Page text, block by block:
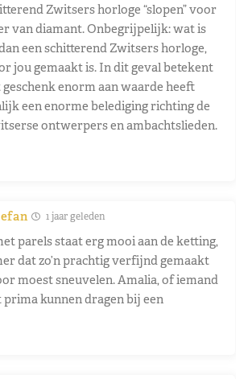
Zwitsers horloge “slopen” voor
van diamant. Onbegrijpelijk: wat is
een schitterend Zwitsers horloge,
jou gemaakt is. In dit geval betekent
enorm aan waarde heeft
een enorme belediging richting de
ontwerpers en ambachtslieden.
1 jaar geleden
parels staat erg mooi aan de ketting,
dat zo’n prachtig verfijnd gemaakt
moest sneuvelen. Amalia, of iemand
prima kunnen dragen bij een